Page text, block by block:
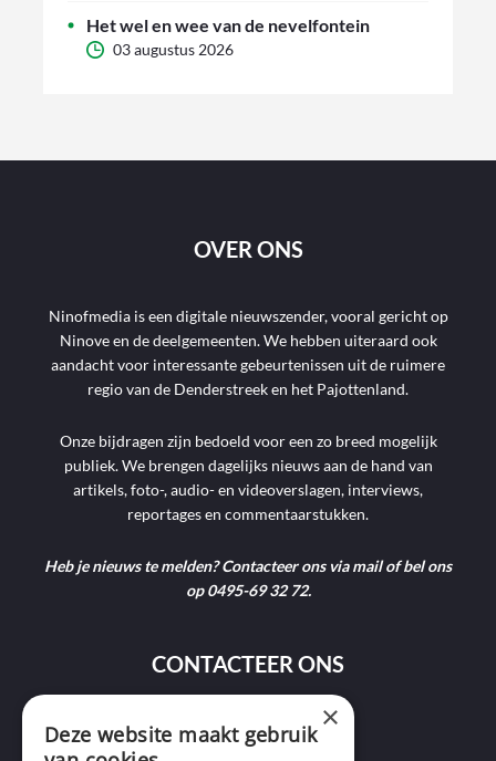
Het wel en wee van de nevelfontein
03 augustus 2026
OVER ONS
Ninofmedia is een digitale nieuwszender, vooral gericht op
Ninove en de deelgemeenten. We hebben uiteraard ook
aandacht voor interessante gebeurtenissen uit de ruimere
regio van de Denderstreek en het Pajottenland.
Onze bijdragen zijn bedoeld voor een zo breed mogelijk
publiek. We brengen dagelijks nieuws aan de hand van
artikels, foto-, audio- en videoverslagen, interviews,
reportages en commentaarstukken.
Heb je nieuws te melden? Contacteer ons via mail of bel ons
op 0495-69 32 72.
CONTACTEER ONS
9400 Ninove ×
Deze website maakt gebruik